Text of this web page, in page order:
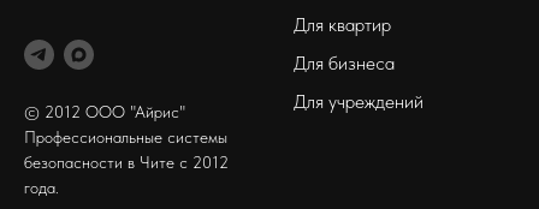
© 2012 ООО "Айрис"
Профессиональные системы
безопасности в Чите с 2012
года.
Для квартир
Для бизнеса
Для учреждений